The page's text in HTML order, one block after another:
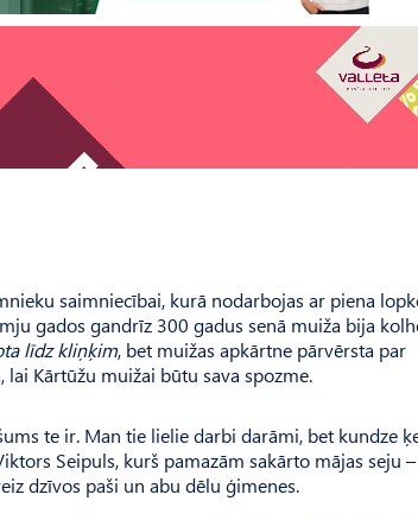
saimniecībai, kurā nodarbojas ar piena
gados gandrīz 300 gadus senā muiža bija
līdz kliņķim, bet muižas apkārtne pārvērsta par
Kārtūžu muižai būtu sava spozme.
te ir. Man tie lielie darbi darāmi, bet kundze
Seipuls, kurš pamazām sakārto mājas seju
dzīvos paši un abu dēlu ģimenes.